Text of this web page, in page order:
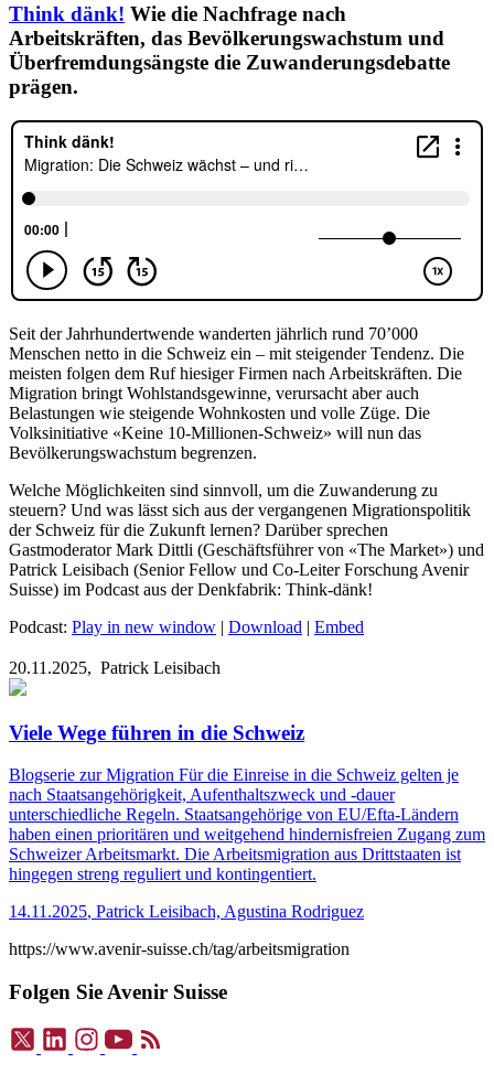
Think dänk! Wie die Nachfrage nach
Arbeitskräften, das Bevölkerungswachstum und
Überfremdungsängste die Zuwanderungsdebatte
prägen.
Seit der Jahrhundertwende wanderten jährlich rund 70’000
Menschen netto in die Schweiz ein – mit steigender Tendenz. Die
meisten folgen dem Ruf hiesiger Firmen nach Arbeitskräften. Die
Migration bringt Wohlstandsgewinne, verursacht aber auch
Belastungen wie steigende Wohnkosten und volle Züge. Die
Volksinitiative «Keine 10-Millionen-Schweiz» will nun das
Bevölkerungswachstum begrenzen.
Welche Möglichkeiten sind sinnvoll, um die Zuwanderung zu
steuern? Und was lässt sich aus der vergangenen Migrationspolitik
der Schweiz für die Zukunft lernen? Darüber sprechen
Gastmoderator Mark Dittli (Geschäftsführer von «The Market») und
Patrick Leisibach (Senior Fellow und Co-Leiter Forschung Avenir
Suisse) im Podcast aus der Denkfabrik: Think-dänk!
Podcast: Play in new window | Download | Embed
20.11.2025, Patrick Leisibach
Viele Wege führen in die Schweiz
Blogserie zur Migration Für die Einreise in die Schweiz gelten je
nach Staatsangehörigkeit, Aufenthaltszweck und -dauer
unterschiedliche Regeln. Staatsangehörige von EU/Efta-Ländern
haben einen prioritären und weitgehend hindernisfreien Zugang zum
Schweizer Arbeitsmarkt. Die Arbeitsmigration aus Drittstaaten ist
hingegen streng reguliert und kontingentiert.
14.11.2025, Patrick Leisibach, Agustina Rodriguez
https://www.avenir-suisse.ch/tag/arbeitsmigration
Folgen Sie Avenir Suisse